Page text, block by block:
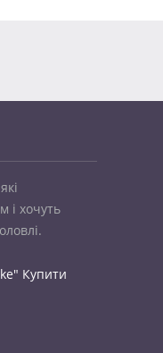
і хочуть
Купити